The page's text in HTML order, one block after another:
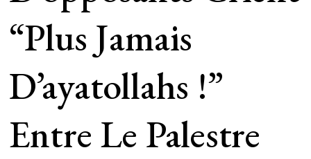
“Plus Jamais
D’ayatollahs !”
Entre Le Palestre